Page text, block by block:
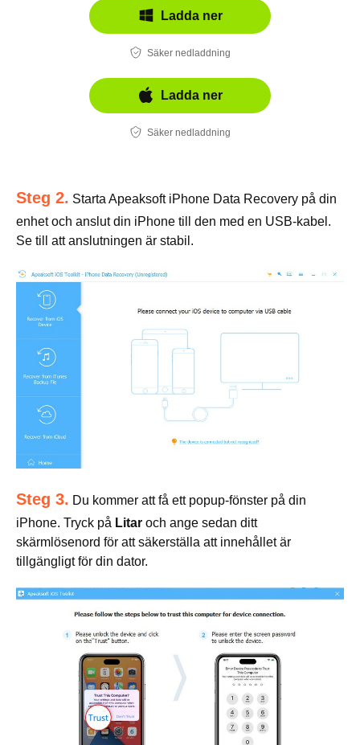
Ladda ner
Säker nedladdning
Ladda ner
Säker nedladdning
Steg 2. Starta Apeaksoft iPhone Data Recovery på din
enhet och anslut din iPhone till den med en USB-kabel.
Se till att anslutningen är stabil.
Steg 3. Du kommer att få ett popup-fönster på din
iPhone. Tryck på Litar och ange sedan ditt
skärmlösenord för att säkerställa att innehållet är
tillgängligt för din dator.